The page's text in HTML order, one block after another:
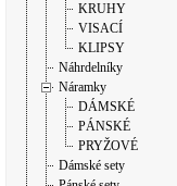
KRUHY
VISACÍ
KLIPSY
Náhrdelníky
Náramky
DÁMSKÉ
PÁNSKÉ
PRYŽOVÉ
Dámské sety